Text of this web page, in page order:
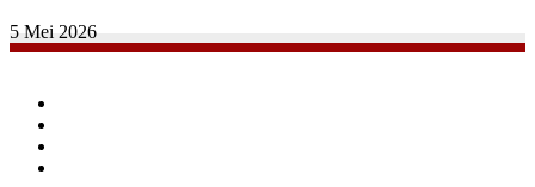
5 Mei 2026